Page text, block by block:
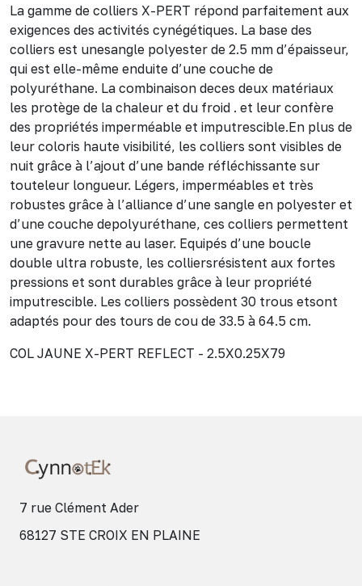
La gamme de colliers X-PERT répond parfaitement aux
exigences des activités cynégétiques. La base des
colliers est unesangle polyester de 2.5 mm d’épaisseur,
qui est elle-même enduite d’une couche de
polyuréthane. La combinaison deces deux matériaux
les protège de la chaleur et du froid . et leur confère
des propriétés imperméable et imputrescible.En plus de
leur coloris haute visibilité, les colliers sont visibles de
nuit grâce à l’ajout d’une bande réfléchissante sur
touteleur longueur. Légers, imperméables et très
robustes grâce à l’alliance d’une sangle en polyester et
d’une couche depolyuréthane, ces colliers permettent
une gravure nette au laser. Equipés d’une boucle
double ultra robuste, les colliersrésistent aux fortes
pressions et sont durables grâce à leur propriété
imputrescible. Les colliers possèdent 30 trous etsont
adaptés pour des tours de cou de 33.5 à 64.5 cm.
COL JAUNE X-PERT REFLECT - 2.5X0.25X79
7 rue Clément Ader
68127 STE CROIX EN PLAINE